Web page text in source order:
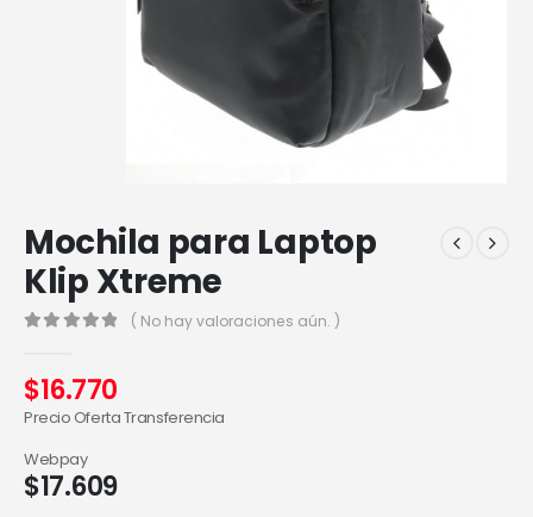
Mochila para Laptop
Klip Xtreme
( No hay valoraciones aún. )
$16.770
Precio Oferta Transferencia
$17.609
Webpay